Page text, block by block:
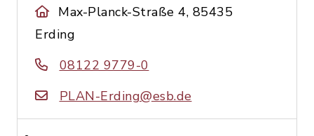
Max-Planck-Straße 4, 85435
Erding
08122 9779-0
PLAN-Erding@esb.de